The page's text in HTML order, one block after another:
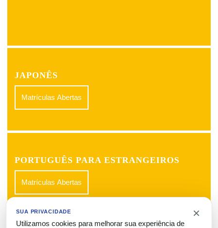
JAPONÊS
Matrículas Abertas
PORTUGUÊS PARA ESTRANGEIROS
Matrículas Abertas
×
SUA PRIVACIDADE
Utilizamos cookies para melhorar sua experiência de